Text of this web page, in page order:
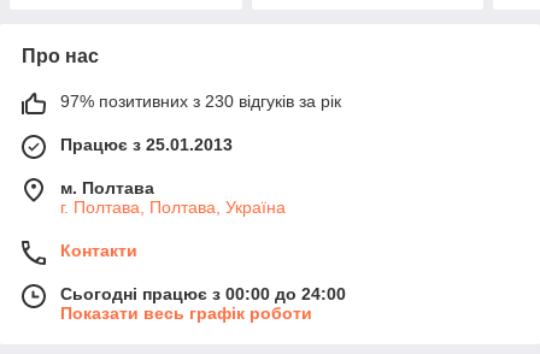
Про нас
97% позитивних з 230 відгуків за рік
Працює з 25.01.2013
м. Полтава
г. Полтава, Полтава, Україна
Контакти
Сьогодні працює з 00:00 до 24:00
Показати весь графік роботи